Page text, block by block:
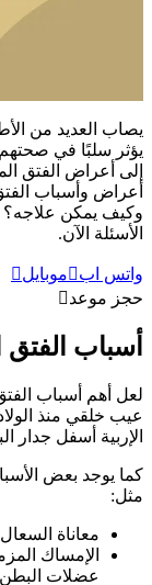
يصاب العديد من
يؤثر سلبًا في صحتهم
إلى أعراض الفتق
أعراض وأسباب
وكيف يمكن علاجه؟
الأسئلة الآن.
واتس اب
موبايل
حجز موعد
أسباب الفتق
لعل أهم أسباب
عيب خلقي منذ
الإربية أسفل جدار
كما يوجد بعض
مثل:
معاناة
الإمساك
عضلات